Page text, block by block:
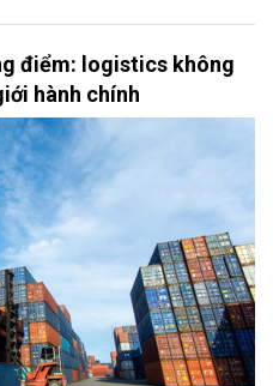
điểm: logistics không
hành chính